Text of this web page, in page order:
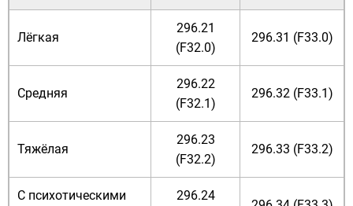
Лёгкая
296.21
(F32.0)
296.31 (F33.0)
Средняя
296.22
(F32.1)
296.32 (F33.1)
Тяжёлая
296.23
(F32.2)
296.33 (F33.2)
С психотическими 296.24